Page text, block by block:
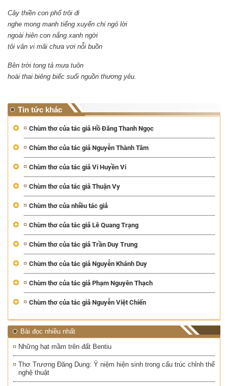
Cây thiền con phố trôi đi
nghe mong manh tiếng xuyến chi ngỏ lời
ngoài hiên con nắng xanh ngời
tôi vân vi mãi chưa vơi nỗi buồn
Bên trời tong tả mưa tuôn
hoài thai biêng biếc suối nguồn thương yêu.
Tin tức khác
Chùm thơ của tác giả Hồ Đăng Thanh Ngọc
Chùm thơ của tác giả Nguyễn Thành Tâm
Chùm thơ của tác giả Vi Huyền Vi
Chùm thơ của tác giả Thuận Vy
Chùm thơ của nhiều tác giả
Chùm thơ của tác giả Lê Quang Trạng
Chùm thơ của tác giả Trần Duy Trung
Chùm thơ của tác giả Nguyễn Khánh Duy
Chùm thơ của tác giả Phạm Nguyên Thạch
Chùm thơ của tác giả Nguyễn Việt Chiến
Bài đọc nhiều nhất
Những hạt mầm trên đất Bentiu
Thơ Trương Đăng Dung: Ý niệm hiện sinh trong cấu trúc chỉnh thể
nghệ thuật